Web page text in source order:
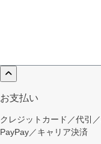
お支払い
クレジットカード／代引
PayPay／キャリア決済